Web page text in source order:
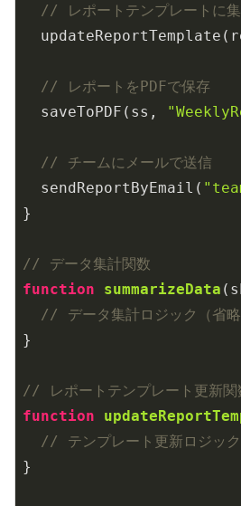
// レポートテンプレートに集
// レポートをPDFで保存
  saveToPDF(ss,
// チームにメールで送信
  sendReportByEmail(
}
// データ集計関数
function
summarizeData (
// データ集計ロジック（省略
}
// レポートテンプレート更新関
function
// テンプレート更新ロジック
}